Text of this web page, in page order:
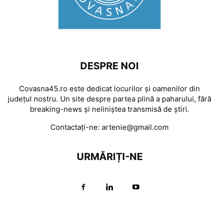
DESPRE NOI
Covasna45.ro este dedicat locurilor și oamenilor din
județul nostru. Un site despre partea plină a paharului, fără
breaking-news și neliniștea transmisă de știri.
Contactați-ne: artenie@gmail.com
URMĂRIȚI-NE